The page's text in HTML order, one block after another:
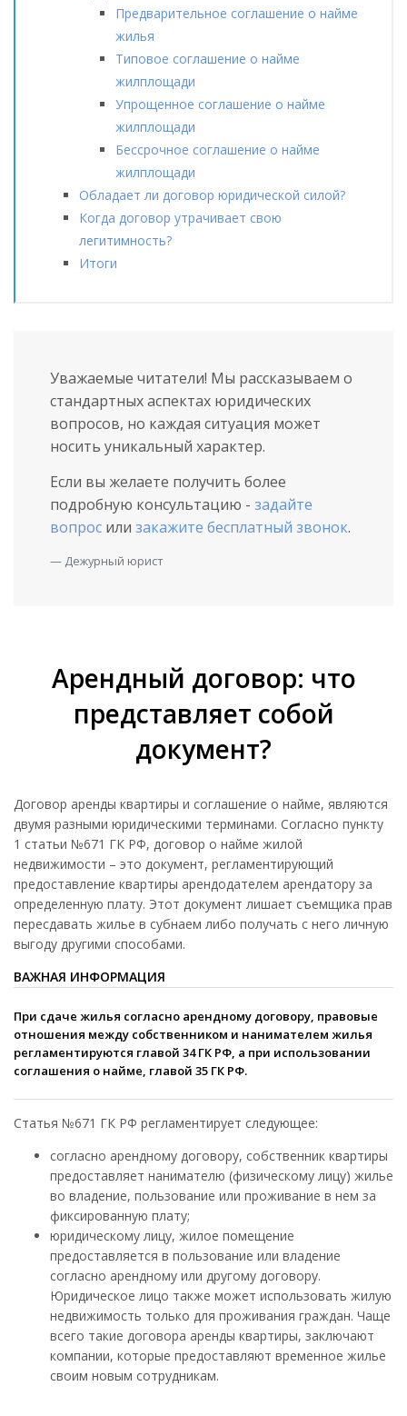
Предварительное соглашение о найме
жилья
Типовое соглашение о найме
жилплощади
Упрощенное соглашение о найме
жилплощади
Бессрочное соглашение о найме
жилплощади
Обладает ли договор юридической силой?
Когда договор утрачивает свою
легитимность?
Итоги
Уважаемые читатели! Мы рассказываем о
стандартных аспектах юридических
вопросов, но каждая ситуация может
носить уникальный характер.
Если вы желаете получить более
подробную консультацию - задайте
вопросили закажите бесплатный звонок.
Дежурный юрист
Арендный договор: что
представляет собой
документ?
Договор аренды квартиры и соглашение о найме, являются
двумя разными юридическими терминами. Согласно пункту
1 статьи №671 ГК РФ, договор о найме жилой
недвижимости – это документ, регламентирующий
предоставление квартиры арендодателем арендатору за
определенную плату. Этот документ лишает съемщика прав
пересдавать жилье в субнаем либо получать с него личную
выгоду другими способами.
ВАЖНАЯ ИНФОРМАЦИЯ
При сдаче жилья согласно арендному договору, правовые
отношения между собственником и нанимателем жилья
регламентируются главой 34 ГК РФ, а при использовании
соглашения о найме, главой 35 ГК РФ.
Статья №671 ГК РФ регламентирует следующее:
согласно арендному договору, собственник квартиры
предоставляет нанимателю (физическому лицу) жилье
во владение, пользование или проживание в нем за
фиксированную плату;
юридическому лицу, жилое помещение
предоставляется в пользование или владение
согласно арендному или другому договору.
Юридическое лицо также может использовать жилую
недвижимость только для проживания граждан. Чаще
всего такие договора аренды квартиры, заключают
компании, которые предоставляют временное жилье
своим новым сотрудникам.